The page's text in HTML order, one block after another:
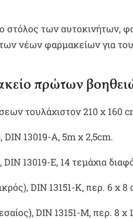
στόλος των αυτοκινήτων,
νέων φαρμακείων για
πρώτων
τουλάχιστον 210 x 160
13019-A, 5m x 2,5cm.
13019-E, 14 τεμάχια
DIN 13151-K, περ. 6 x 8
DIN 13151-M, περ. 8 x